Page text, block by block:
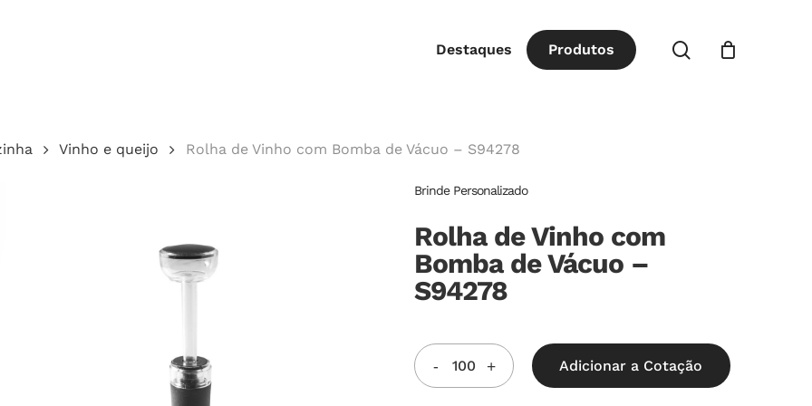
Destaques Produtos procurar
Vinho e queijo Rolha de Vinho com Bomba de Vácuo – S94278
Brinde Personalizado
Rolha de Vinho com
Bomba de Vácuo –
S94278
Adicionar a Cotação